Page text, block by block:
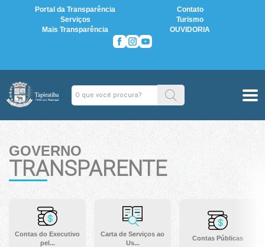
Portal da Transparência
Contato
Serviços
Turismo
Mais Transparência
OUVIDORIA
GOVERNO
TRANSPARENTE
Contas do Executivo
pel...
Carta de Serviços ao
Us...
Contas Públicas